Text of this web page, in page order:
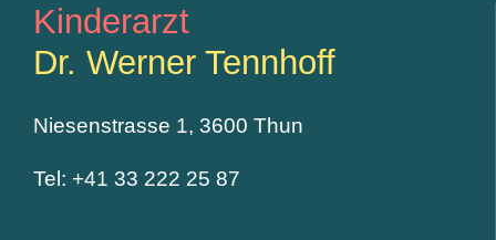
Kinderarzt
Dr. Werner Tennhoff
Niesenstrasse 1, 3600 Thun
Tel: +41 33 222 25 87